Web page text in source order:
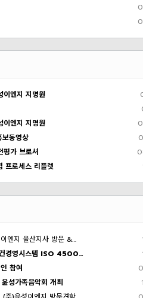
엔지 지명원
엔지 지명원
동영상
가 브로셔
프로세스 리플렛
엔지 울산지사 방문 &…
경영시스템 ISO 4500…
참여
성가족음악회 개최